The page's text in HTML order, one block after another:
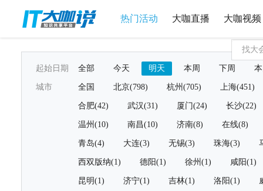
热门活动 大咖直播 大咖视频
起始日期 全部 今天 明天 本周 下周
城市 全国 北京(798) 杭州(705) 上海(451)
合肥(42) 武汉(31) 厦门(24) 长沙(22)
温州(10) 南昌(10) 济南(8) 在线(8)
青岛(4) 大连(3) 无锡(3) 珠海(3)
西双版纳(1) 德阳(1) 徐州(1) 咸阳(1)
昆明(1) 济宁(1) 吉林(1) 洛阳(1)